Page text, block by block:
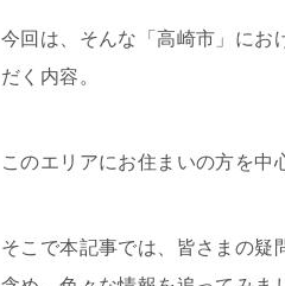
今回は、そんな「高崎市」にお
だく内容。
このエリアにお住まいの方を中
そこで本記事では、皆さまの疑